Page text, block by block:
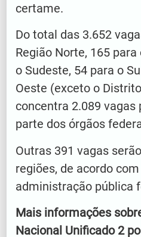
certame.
Do total das 3.652
Região Norte, 165
o Sudeste, 54 para o
Oeste (exceto o
concentra 2.089
parte dos órgãos
Outras 391 vagas
regiões, de acordo
administração pública
Mais informações
Nacional Unificado 2